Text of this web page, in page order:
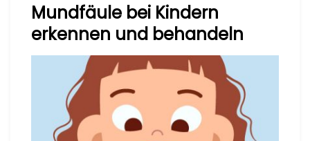
Mundfäule bei Kindern
erkennen und behandeln